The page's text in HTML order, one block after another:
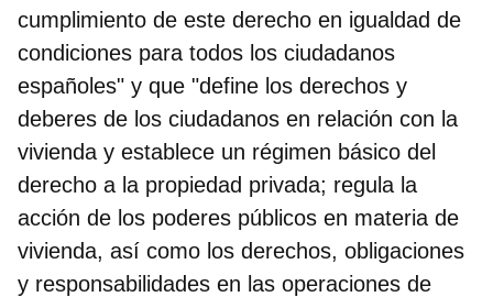
cumplimiento de este derecho en igualdad de
condiciones para todos los ciudadanos
españoles" y que "define los derechos y
deberes de los ciudadanos en relación con la
vivienda y establece un régimen básico del
derecho a la propiedad privada; regula la
acción de los poderes públicos en materia de
vivienda, así como los derechos, obligaciones
y responsabilidades en las operaciones de